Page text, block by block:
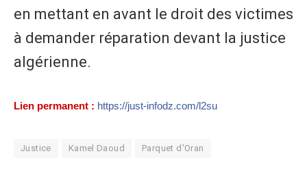
en mettant en avant le droit des victimes
à demander réparation devant la justice
algérienne.
Lien permanent : https://just-infodz.com/l2su
Justice Kamel Daoud Parquet d'Oran